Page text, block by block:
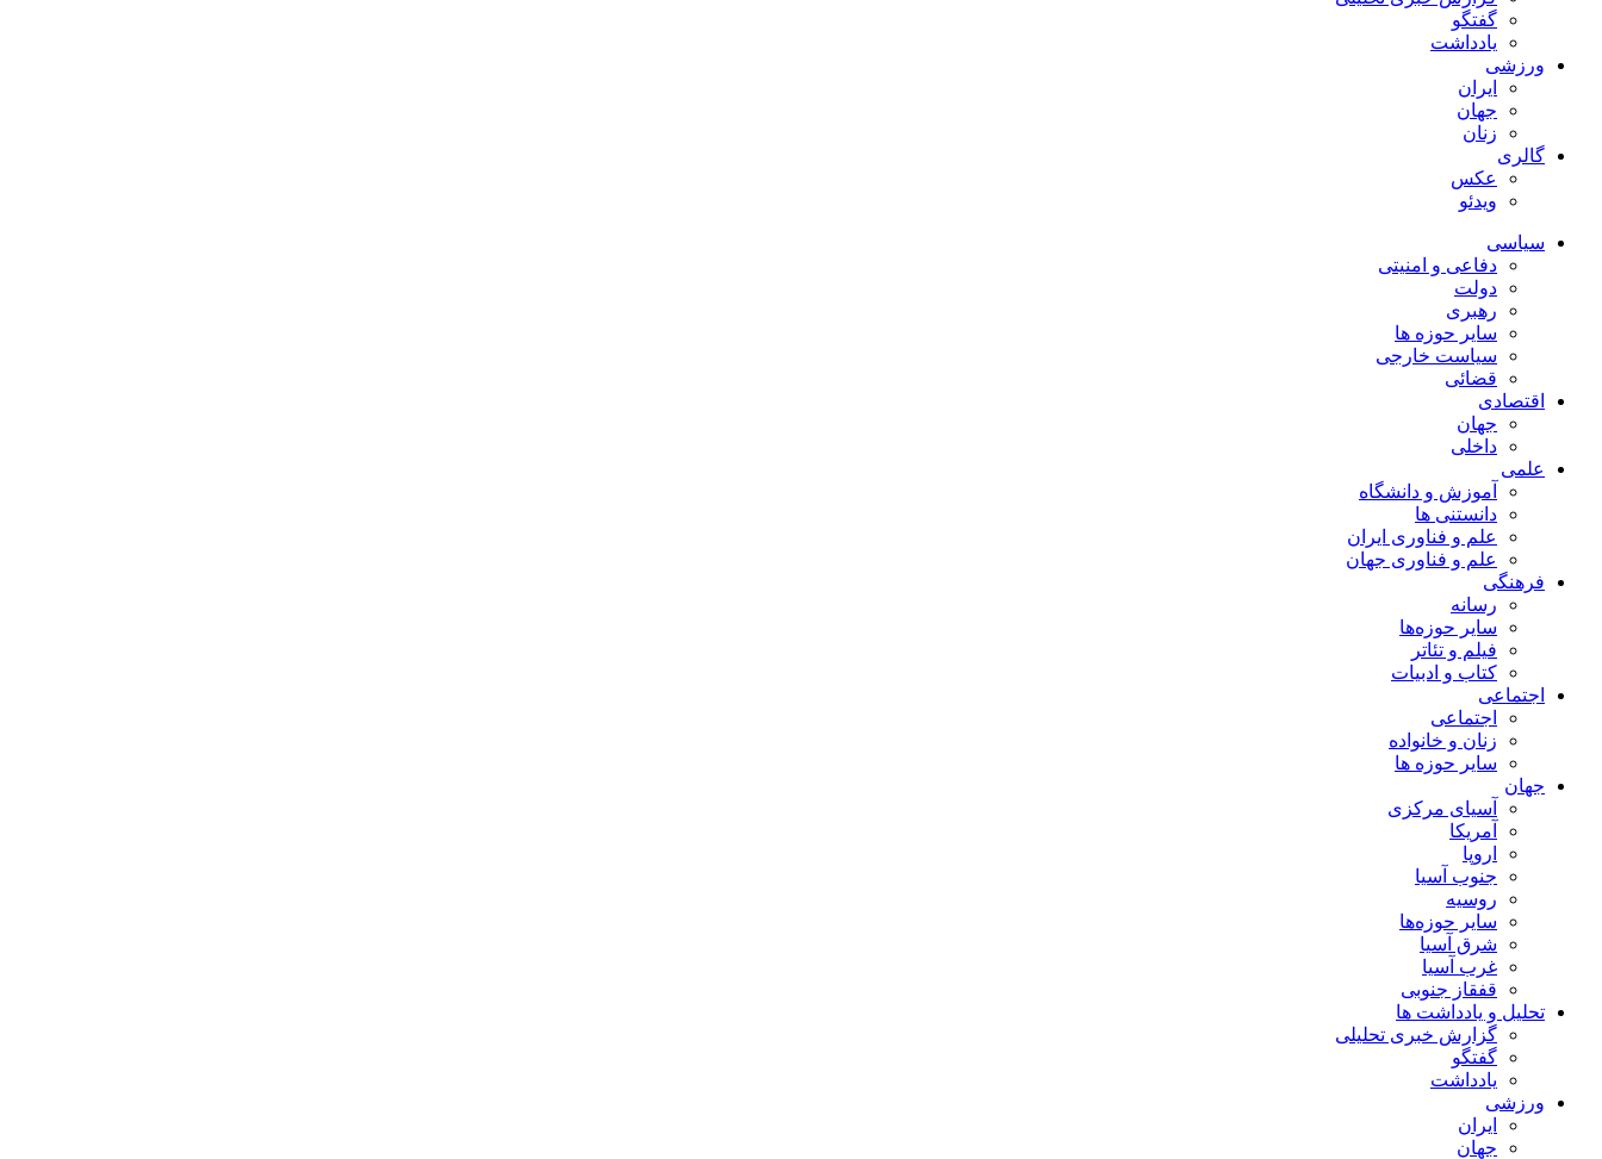
گفتگو
یادداشت
ورزشی
ایران
جهان
زنان
گالری
عکس
ویدئو
سیاسی
دفاعی و امنیتی
دولت
رهبری
سایر حوزه ها
سیاست خارجی
قضائی
اقتصادی
جهان
داخلی
علمی
آموزش و دانشگاه
دانستنی ها
علم و فناوری ایران
علم و فناوری جهان
فرهنگی
رسانه
سایر حوزه‌ها
فیلم و تئاتر
کتاب و ادبیات
اجتماعی
اجتماعی
زنان و خانواده
سایر حوزه ها
جهان
آسیای مرکزی
آمریکا
اروپا
جنوب آسیا
روسیه
سایر حوزه‌ها
شرق آسیا
غرب آسیا
قفقاز جنوبی
تحلیل و یادداشت ها
گزارش خبری تحلیلی
گفتگو
یادداشت
ورزشی
ایران
جهان